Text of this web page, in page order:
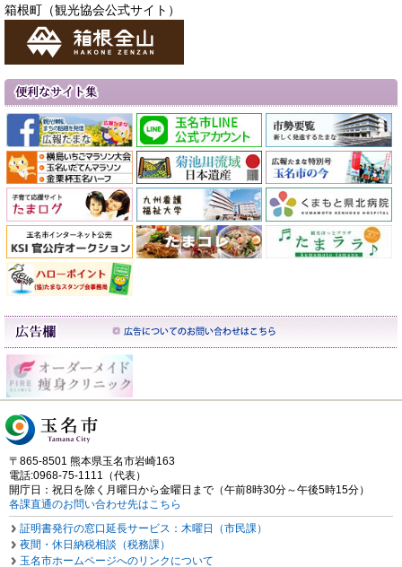
箱根町（観光協会公式サイト）
〒865-8501 熊本県玉名市岩崎163
電話:0968-75-1111（代表）
開庁日：祝日を除く月曜日から金曜日まで（午前8時30分～午後5時15分）
各課直通のお問い合わせ先はこちら
証明書発行の窓口延長サービス：木曜日（市民課）
夜間・休日納税相談（税務課）
玉名市ホームページへのリンクについて